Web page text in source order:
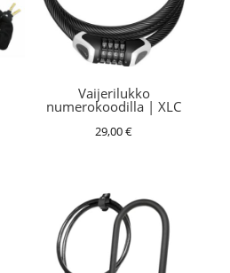
Vaijerilukko
numerokoodilla | XLC
29,00€